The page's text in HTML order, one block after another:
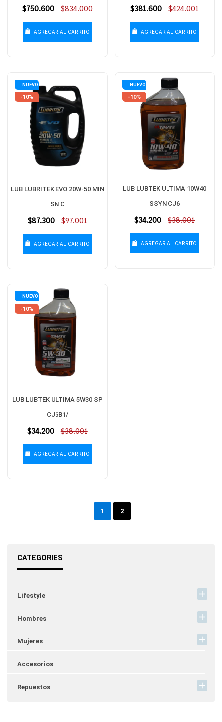
CATEGORIES
Lifestyle
Hombres
Mujeres
Accesorios
Repuestos
Precio
$750.600 $834.000
AGREGAR AL CARRITO
Precio
$381.600 $424.001
AGREGAR AL CARRITO
NUEVO
-10%
LUB LUBRITEK EVO 20W-50 MIN
SN C
Precio
$87.300 $97.001
AGREGAR AL CARRITO
NUEVO
-10%
LUB LUBTEK ULTIMA 10W40
SSYN CJ6
Precio
$34.200 $38.001
AGREGAR AL CARRITO
NUEVO
-10%
LUB LUBTEK ULTIMA 5W30 SP
CJ6B1/
Precio
$34.200 $38.001
AGREGAR AL CARRITO
1 2